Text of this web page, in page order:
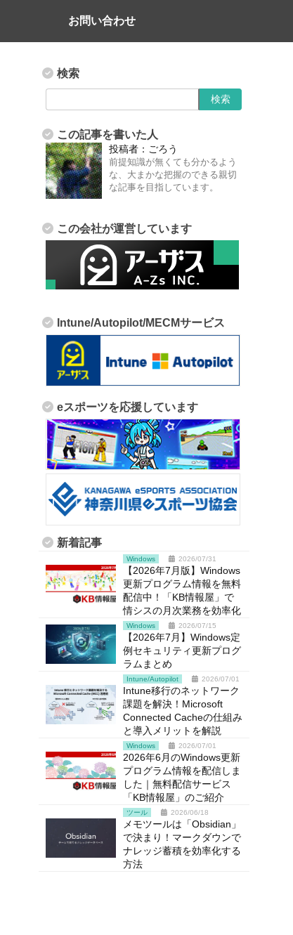
お問い合わせ
検索
この記事を書いた人
投稿者： ごろう
前提知識が無くても分かるよう
な、大まかな把握のできる親切
な記事を目指しています。
この会社が運営しています
Intune/Autopilot/MECMサービス
eスポーツを応援しています
新着記事
Windows 2026/07/31
【2026年7月版】Windows
更新プログラム情報を無料
配信中！「KB情報屋」で
情シスの月次業務を効率化
Windows 2026/07/15
【2026年7月】Windows定
例セキュリティ更新プログ
ラムまとめ
Intune/Autopilot 2026/07/01
Intune移行のネットワーク
課題を解決！Microsoft
Connected Cacheの仕組み
と導入メリットを解説
Windows 2026/07/01
2026年6月のWindows更新
プログラム情報を配信しま
した｜無料配信サービス
「KB情報屋」のご紹介
ツール 2026/06/18
メモツールは「Obsidian」
で決まり！マークダウンで
ナレッジ蓄積を効率化する
方法